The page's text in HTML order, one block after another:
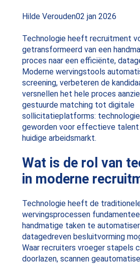
Posted
Hilde Verouden02 jan 2026
Technologie heeft recruitment
getransformeerd van een
proces naar een efficiënte,
Moderne wervingstools
screening, verbeteren de
versnellen het hele proces
gestuurde matching tot digitale
sollicitatieplatforms:
geworden voor effectieve talent
huidige arbeidsmarkt.
Wat is de rol van
in moderne
Technologie heeft de
wervingsprocessen
handmatige taken te
datagedreven besluitvorming
Waar recruiters vroeger stapels
doorlazen, scannen